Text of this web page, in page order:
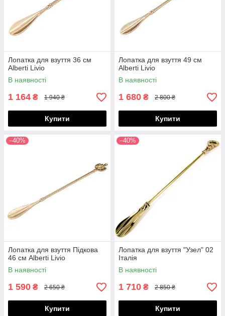
Лопатка для взуття 36 см
Alberti Livio
В наявності
1 164 ₴ 1 940 ₴
Купити
Лопатка для взуття 49 см
Alberti Livio
В наявності
1 680 ₴ 2 800 ₴
Купити
–40%
Лопатка для взуття Підкова
46 см Alberti Livio
В наявності
1 590 ₴ 2 650 ₴
Купити
–40%
Лопатка для взуття "Узел" 02
Італія
В наявності
1 710 ₴ 2 850 ₴
Купити